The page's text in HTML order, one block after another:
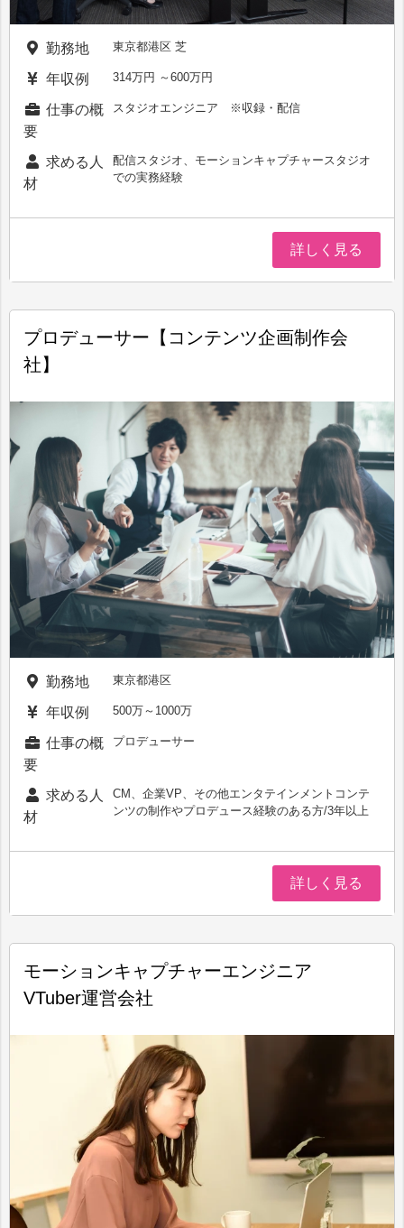
勤務地 東京都港区 芝
年収例 314万円 ～600万円
仕事の概
要
スタジオエンジニア ※収録・配信
求める人
材
配信スタジオ、モーションキャプチャースタジオ
での実務経験
詳しく見る
プロデューサー【コンテンツ企画制作会
社】
勤務地 東京都港区
年収例 500万～1000万
仕事の概
要
プロデューサー
求める人
材
CM、企業VP、その他エンタテインメントコンテ
ンツの制作やプロデュース経験のある方/3年以上
詳しく見る
モーションキャプチャーエンジニア
VTuber運営会社